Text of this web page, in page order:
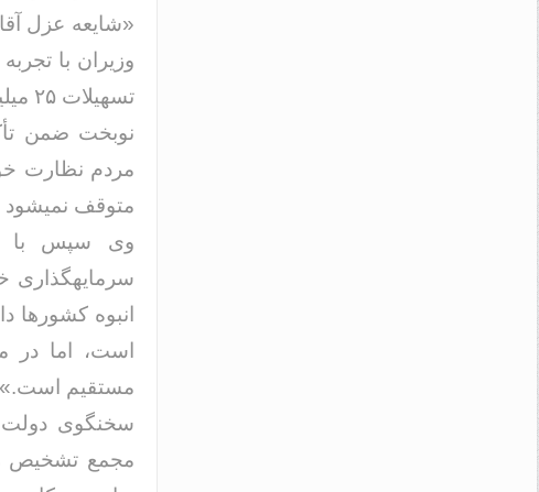
«شایعه عزل
وزیران با
تسهیلات ۲۵ میلیون تومانی خودرو پرداخت.
نوبخت ضمن
متوقف نمیشود
وی سپس با
سرمایهگذاری
انبوه کشورها
است، اما در
مستقیم است.»
سخنگوی
مجمع تشخیص